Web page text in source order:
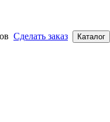
Сделать заказ Каталог